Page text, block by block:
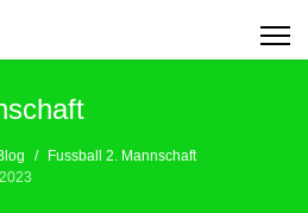
Fussball 2. Mannschaft